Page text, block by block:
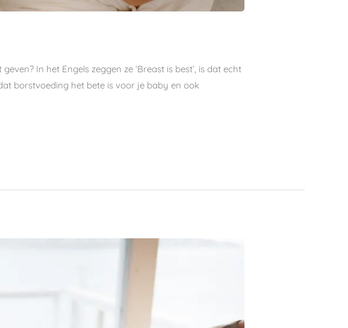
In het Engels zeggen ze ‘Breast is best’, is dat echt
borstvoeding het bete is voor je baby en ook